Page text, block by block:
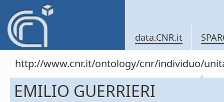
data.CNR.it
http://www.cnr.it/ontology/cnr/individuo/
EMILIO GUERRIERI